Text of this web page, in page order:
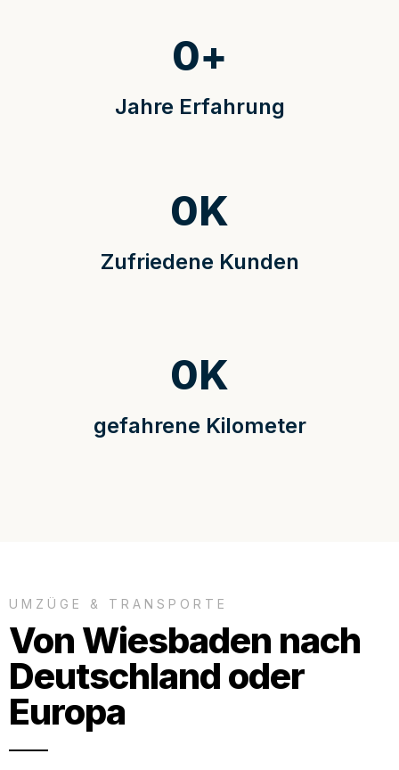
Jahre Erfahrung
0+
Zufriedene Kunden
0K
gefahrene Kilometer
0K
UMZÜGE & TRANSPORTE
Von Wiesbaden nach
Deutschland oder
Europa